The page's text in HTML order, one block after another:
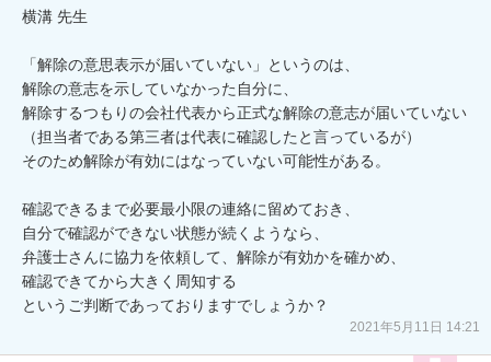
横溝 先生
「解除の意思表示が届いていない」というのは、
解除の意志を示していなかった自分に、
解除するつもりの会社代表から正式な解除の意志が届いていない
（担当者である第三者は代表に確認したと言っているが）
そのため解除が有効にはなっていない可能性がある。
確認できるまで必要最小限の連絡に留めておき、
自分で確認ができない状態が続くようなら、
弁護士さんに協力を依頼して、解除が有効かを確かめ、
確認できてから大きく周知する
というご判断であっておりますでしょうか？
2021年5月11日 14:21